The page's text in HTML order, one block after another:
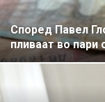
Според Павел
пливаат во пари